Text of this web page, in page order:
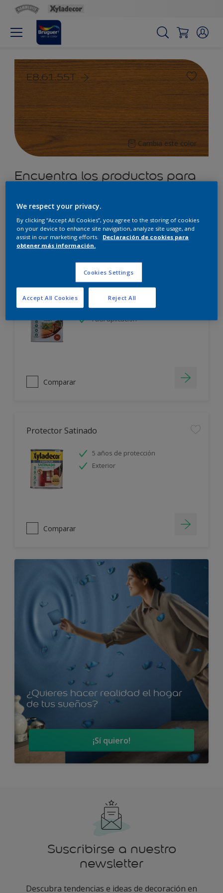
E8.61.55T
Cambia este color
Encuentra los productos para
Filter
Aceite para Teca
Exterior
Fácil aplicación
Comparar
Protector Satinado
5 años de protección
Exterior
Comparar
¿Quieres hacer realidad el hogar
de tus sueños?
¡Sí quiero!
Suscribirse a nuestro
newsletter
Descubra tendencias e ideas de decoración en
We respect your privacy.
By clicking “Accept All Cookies”, you agree to the storing of cookies
on your device to enhance site navigation, analyze site usage, and
assist in our marketing efforts.
Declaración de cookies para
obtener más información.
Cookies Settings
Reject All
Accept All Cookies